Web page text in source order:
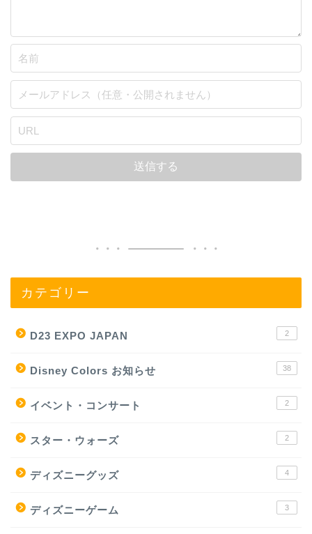
カテゴリー
D23 EXPO JAPAN 2
Disney Colors お知らせ 38
イベント・コンサート 2
スター・ウォーズ 2
ディズニーグッズ 4
ディズニーゲーム 3